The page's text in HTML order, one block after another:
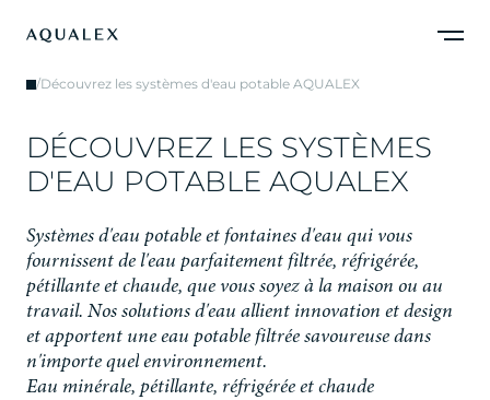
/Découvrez les systèmes d'eau potable AQUALEX
DÉCOUVREZ LES SYSTÈMES
D'EAU POTABLE AQUALEX
Systèmes d'eau potable et fontaines d'eau qui vous
fournissent de l'eau parfaitement filtrée, réfrigérée,
pétillante et chaude, que vous soyez à la maison ou au
travail. Nos solutions d'eau allient innovation et design
et apportent une eau potable filtrée savoureuse dans
n'importe quel environnement.
Eau minérale, pétillante, réfrigérée et chaude